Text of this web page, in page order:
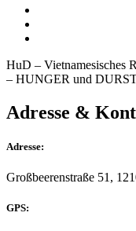
HuD – Vietnamesisches
– HUNGER und
Adresse &
Adresse:
Großbeerenstraße 51,
GPS: